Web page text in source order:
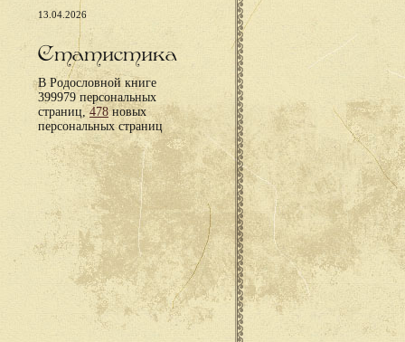
13.04.2026
Статистика
В Родословной книге
399979 персональных
страниц,478новых
персональных страниц